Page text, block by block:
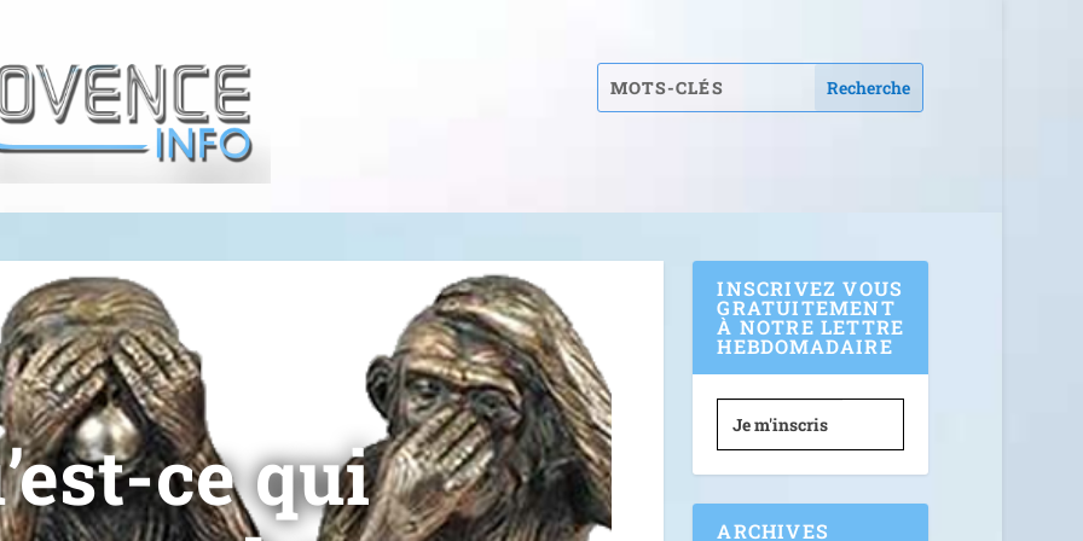
ce qui
INSCRIVEZ VOUS
GRATUITEMENT
À NOTRE LETTRE
HEBDOMADAIRE
Je m'inscris
ARCHIVES